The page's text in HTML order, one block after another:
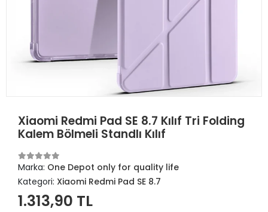
Xiaomi Redmi Pad SE 8.7 Kılıf Tri Folding
Kalem Bölmeli Standlı Kılıf
Marka: One Depot only for quality life
Kategori: Xiaomi Redmi Pad SE 8.7
1.313,90 TL